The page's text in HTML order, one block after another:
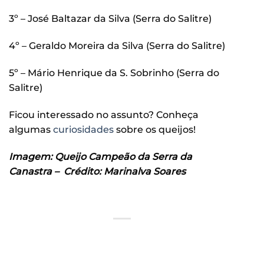
3º – José Baltazar da Silva (Serra do Salitre)
4º – Geraldo Moreira da Silva (Serra do Salitre)
5º – Mário Henrique da S. Sobrinho (Serra do
Salitre)
Ficou interessado no assunto? Conheça
algumas curiosidades sobre os queijos!
Imagem: Queijo Campeão da Serra da
Canastra – Crédito: Marinalva Soares